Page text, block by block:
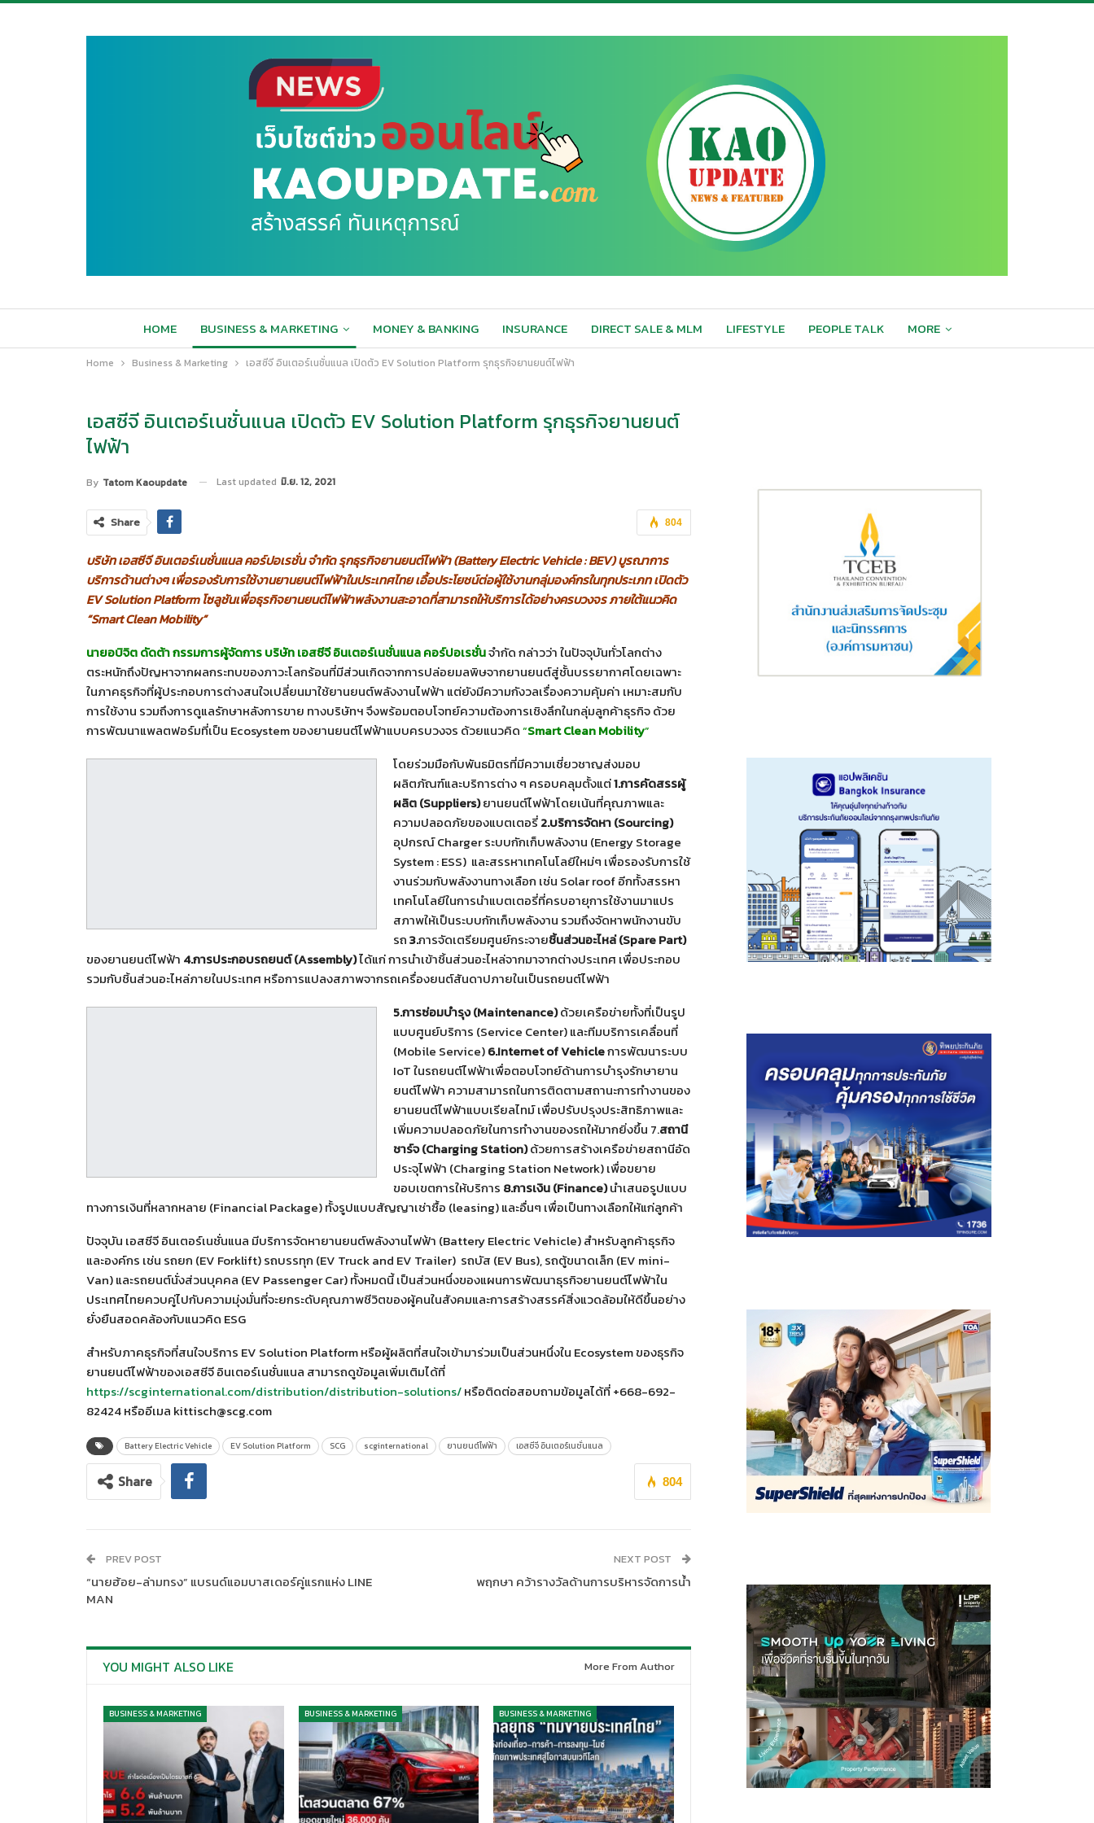
HOME BUSINESS & MARKETING MONEY & BANKING INSURANCE DIRECT SALE & MLM LIFESTYLE PEOPLE TALK MORE
Home Business & Marketing เอสซีจี อินเตอร์เนชั่นแนล เปิดตัว EV Solution Platform รุกธุรกิจยานยนต์ไฟฟ้า
เอสซีจี อินเตอร์เนชั่นแนล เปิดตัว EV Solution Platform รุกธุรกิจยานยนต์
ไฟฟ้า
By Tatom Kaoupdate Last updated มิ.ย. 12, 2021
804
Share
บริษัท เอสซีจี อินเตอร์เนชั่นแนล คอร์ปอเรชั่น จำกัด รุกธุรกิจยานยนต์ไฟฟ้า(Battery Electric Vehicle : BEV)บูรณาการ
บริการด้านต่างๆ เพื่อรองรับการใช้งานยานยนต์ไฟฟ้าในประเทศไทย เอื้อประโยชน์ต่อผู้ใช้งานกลุ่มองค์กรในทุกประเภท เปิดตัว
EV Solution Platform โซลูชันเพื่อธุรกิจยานยนต์ไฟฟ้าพลังงานสะอาดที่สามารถให้บริการได้อย่างครบวงจร ภายใต้แนวคิด
“Smart Clean Mobility”
นายอบิจิต ดัดต้า กรรมการผู้จัดการ บริษัท เอสซีจี อินเตอร์เนชั่นแนล คอร์ปอเรชั่นจำกัด กล่าวว่า ในปัจจุบันทั่วโลกต่าง
ตระหนักถึงปัญหาจากผลกระทบของภาวะโลกร้อนที่มีส่วนเกิดจากการปล่อยมลพิษจากยานยนต์สู่ชั้นบรรยากาศโดยเฉพาะ
ในภาคธุรกิจที่ผู้ประกอบการต่างสนใจเปลี่ยนมาใช้ยานยนต์พลังงานไฟฟ้า แต่ยังมีความกังวลเรื่องความคุ้มค่า เหมาะสมกับ
การใช้งาน รวมถึงการดูแลรักษาหลังการขาย ทางบริษัทฯ จึงพร้อมตอบโจทย์ความต้องการเชิงลึกในกลุ่มลูกค้าธุรกิจ ด้วย
การพัฒนาแพลตฟอร์มที่เป็น Ecosystem ของยานยนต์ไฟฟ้าแบบครบวงจร ด้วยแนวคิด“Smart Clean Mobility”
โดยร่วมมือกับพันธมิตรที่มีความเชี่ยวชาญส่งมอบ
ผลิตภัณฑ์และบริการต่าง ๆ ครอบคลุมตั้งแต่1.การคัดสรรผู้
ผลิต (Suppliers)ยานยนต์ไฟฟ้าโดยเน้นที่คุณภาพและ
ความปลอดภัยของแบตเตอรี่2.บริการจัดหา (Sourcing)
อุปกรณ์ Charger ระบบกักเก็บพลังงาน (Energy Storage
System : ESS) และสรรหาเทคโนโลยีใหม่ๆ เพื่อรองรับการใช้
งานร่วมกับพลังงานทางเลือก เช่น Solar roof อีกทั้งสรรหา
เทคโนโลยีในการนำแบตเตอรี่ที่ครบอายุการใช้งานมาแปร
สภาพให้เป็นระบบกักเก็บพลังงาน รวมถึงจัดหาพนักงานขับ
รถ3.การจัดเตรียมศูนย์กระจายชิ้นส่วนอะไหล่(Spare Part)
ของยานยนต์ไฟฟ้า 4.การประกอบรถยนต์ (Assembly)ได้แก่ การนำเข้าชิ้นส่วนอะไหล่จากมาจากต่างประเทศ เพื่อประกอบ
รวมกับชิ้นส่วนอะไหล่ภายในประเทศ หรือการแปลงสภาพจากรถเครื่องยนต์สันดาปภายในเป็นรถยนต์ไฟฟ้า
5.การซ่อมบำรุง (Maintenance)ด้วยเครือข่ายทั้งที่เป็นรูป
แบบศูนย์บริการ (Service Center) และทีมบริการเคลื่อนที่
(Mobile Service)6.Internet of Vehicleการพัฒนาระบบ
IoT ในรถยนต์ไฟฟ้าเพื่อตอบโจทย์ด้านการบำรุงรักษายาน
ยนต์ไฟฟ้า ความสามารถในการติดตามสถานะการทำงานของ
ยานยนต์ไฟฟ้าแบบเรียลไทม์ เพื่อปรับปรุงประสิทธิภาพและ
เพิ่มความปลอดภัยในการทำงานของรถให้มากยิ่งขึ้น 7.สถานี
ชาร์จ (Charging Station)ด้วยการสร้างเครือข่ายสถานีอัด
ประจุไฟฟ้า (Charging Station Network) เพื่อขยาย
ขอบเขตการให้บริการ 8.การเงิน (Finance)นำเสนอรูปแบบ
ทางการเงินที่หลากหลาย (Financial Package) ทั้งรูปแบบสัญญาเช่าซื้อ (leasing) และอื่นๆ เพื่อเป็นทางเลือกให้แก่ลูกค้า
ปัจจุบัน เอสซีจี อินเตอร์เนชั่นแนล มีบริการจัดหายานยนต์พลังงานไฟฟ้า (Battery Electric Vehicle) สำหรับลูกค้าธุรกิจ
และองค์กร เช่น รถยก (EV Forklift) รถบรรทุก (EV Truck and EV Trailer) รถบัส (EV Bus), รถตู้ขนาดเล็ก (EV mini-
Van) และรถยนต์นั่งส่วนบุคคล (EV Passenger Car) ทั้งหมดนี้ เป็นส่วนหนึ่งของแผนการพัฒนาธุรกิจยานยนต์ไฟฟ้าใน
ประเทศไทยควบคู่ไปกับความมุ่งมั่นที่จะยกระดับคุณภาพชีวิตของผู้คนในสังคมและการสร้างสรรค์สิ่งแวดล้อมให้ดีขึ้นอย่าง
ยั่งยืนสอดคล้องกับแนวคิด ESG
สำหรับภาคธุรกิจที่สนใจบริการ EV Solution Platform หรือผู้ผลิตที่สนใจเข้ามาร่วมเป็นส่วนหนึ่งใน Ecosystem ของธุรกิจ
ยานยนต์ไฟฟ้าของเอสซีจี อินเตอร์เนชั่นแนล สามารถดูข้อมูลเพิ่มเติมได้ที่
https://scginternational.com/distribution/distribution-solutions/หรือติดต่อสอบถามข้อมูลได้ที่ +668-692-
82424 หรืออีเมล kittisch@scg.com
Battery Electric Vehicle EV Solution Platform SCG scginternational ยานยนต์ไฟฟ้า เอสซีจี อินเตอร์เนชั่นแนล
804
Share
PREV POST
“นายฮ้อย-ล่ามทรง” แบรนด์แอมบาสเดอร์คู่แรกแห่ง LINE
MAN
NEXT POST
พฤกษา คว้ารางวัลด้านการบริหารจัดการน้ำ
YOU MIGHT ALSO LIKE More From Author
BUSINESS & MARKETING BUSINESS & MARKETING BUSINESS & MARKETING